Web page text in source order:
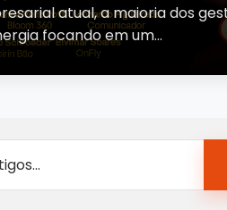
atual, a maioria dos
focando em um…